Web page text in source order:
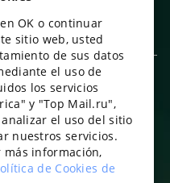
datos
el ámbito de las TI: prestación
de ofertas (anuncios) de
ENGLISH
UKRAINIAN
PORTUGUESE
SPANISH
HUNGARIAN
ITALIAN
OK o continuar
sitio web, usted
de sus datos
el uso de
los servicios
y "Top Mail.ru",
el uso del sitio
nuestros servicios.
más información,
de Cookies de